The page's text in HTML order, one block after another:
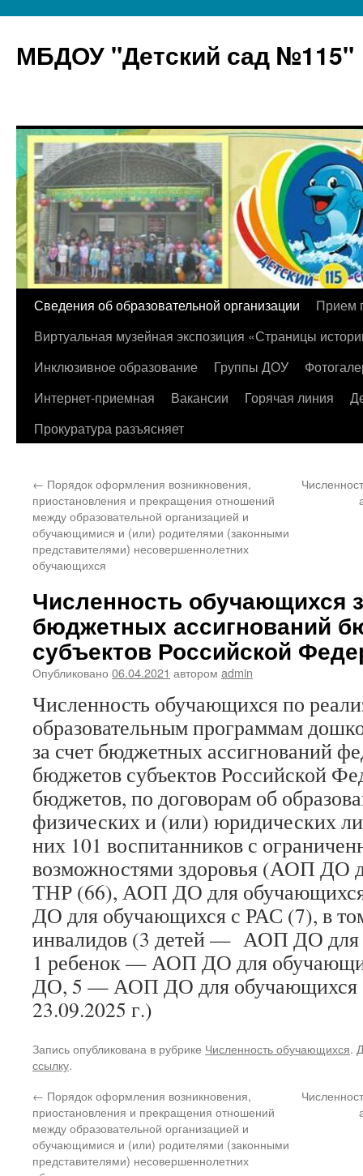
МБДОУ "Детский сад №115"
Перейти
содержимому
Сведения об образовательной организации
Прием
Виртуальная музейная экспозиция «Страницы
Инклюзивное образование
Группы ДОУ
Интернет-приемная
Вакансии Горячая линия
Прокуратура разъясняет
← Порядок оформления возникновения,
приостановления и прекращения отношений
между образовательной организацией и
обучающимися и (или) родителями (законными
представителями) несовершеннолетних
обучающихся
Численность обучающихся
бюджетных ассигнований
субъектов Российской
Опубликовано 06.04.2021 автором admin
Численность обучающихся по
образовательным программам
за счет бюджетных ассигнований
бюджетов субъектов Российской
бюджетов, по договорам об
физических и (или) юридических
них 101 воспитанников с
возможностями здоровья (АОП ДО
ТНР (66), АОП ДО для
ДО для обучающихся с РАС (7), в
инвалидов (3 детей — АОП ДО для
1 ребенок — АОП ДО для
ДО, 5 — АОП ДО для обучающихся
23.09.2025 г.)
Запись опубликована в рубрике Численность обучающихся.
ссылку.
← Порядок оформления возникновения,
приостановления и прекращения отношений
между образовательной организацией и
обучающимися и (или) родителями (законными
представителями) несовершеннолетних